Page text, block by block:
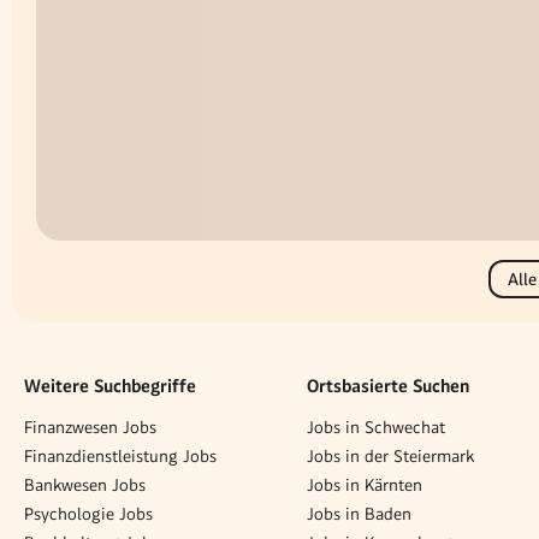
Alle
Weitere Suchbegriffe
Finanzwesen Jobs
Finanzdienstleistung Jobs
Bankwesen Jobs
Psychologie Jobs
Ortsbasierte Suchen
Jobs in Schwechat
Jobs in der Steiermark
Jobs in Kärnten
Jobs in Baden